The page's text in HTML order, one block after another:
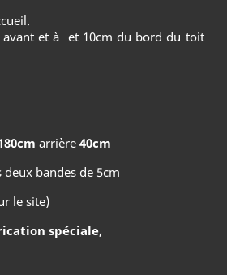
avant et à et 10cm du bord du toit
arrière40cm
bandes de 5cm
le site)
spéciale,